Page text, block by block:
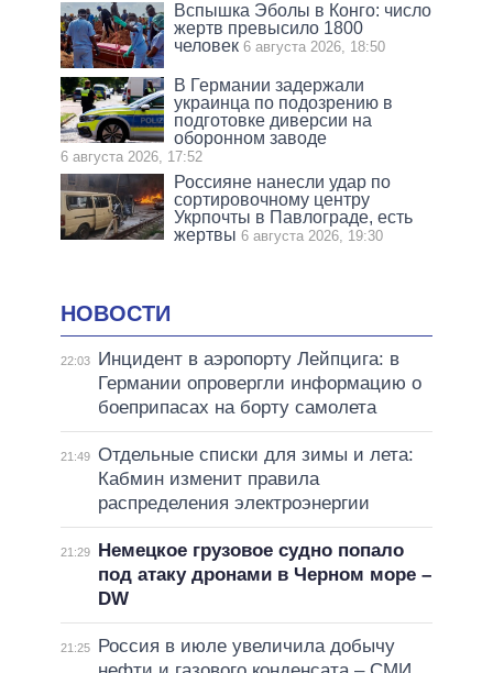
Вспышка Эболы в Конго: число
жертв превысило 1800
человек 6 августа 2026, 18:50
В Германии задержали
украинца по подозрению в
подготовке диверсии на
оборонном заводе
6 августа 2026, 17:52
Россияне нанесли удар по
сортировочному центру
Укрпочты в Павлограде, есть
жертвы 6 августа 2026, 19:30
НОВОСТИ
22:03
Инцидент в аэропорту Лейпцига: в
Германии опровергли информацию о
боеприпасах на борту самолета
21:49 Отдельные списки для зимы и лета:
Кабмин изменит правила
распределения электроэнергии
21:29
Немецкое грузовое судно попало
под атаку дронами в Черном море –
DW
21:25
Россия в июле увеличила добычу